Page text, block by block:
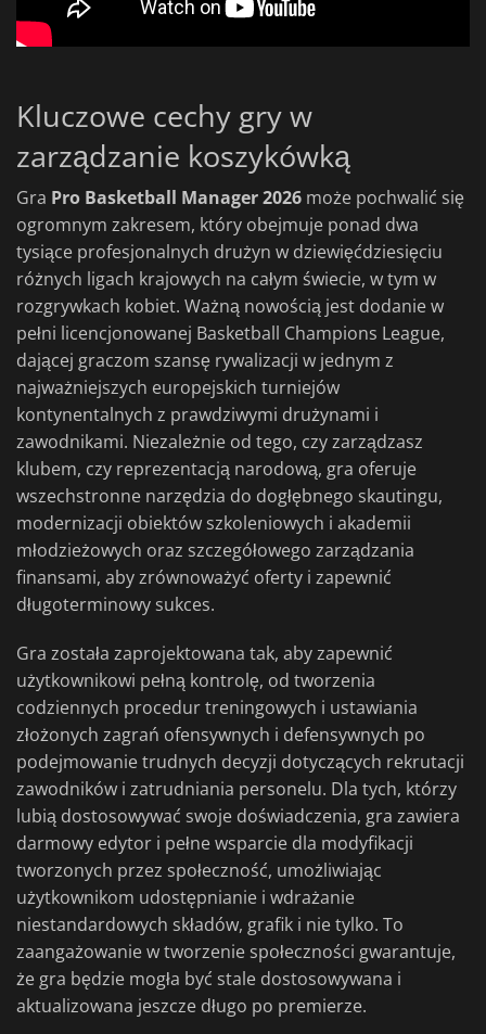
Kluczowe cechy gry w
zarządzanie koszykówką
Gra Pro Basketball Manager 2026 może pochwalić się
ogromnym zakresem, który obejmuje ponad dwa
tysiące profesjonalnych drużyn w dziewięćdziesięciu
różnych ligach krajowych na całym świecie, w tym w
rozgrywkach kobiet. Ważną nowością jest dodanie w
pełni licencjonowanej Basketball Champions League,
dającej graczom szansę rywalizacji w jednym z
najważniejszych europejskich turniejów
kontynentalnych z prawdziwymi drużynami i
zawodnikami. Niezależnie od tego, czy zarządzasz
klubem, czy reprezentacją narodową, gra oferuje
wszechstronne narzędzia do dogłębnego skautingu,
modernizacji obiektów szkoleniowych i akademii
młodzieżowych oraz szczegółowego zarządzania
finansami, aby zrównoważyć oferty i zapewnić
długoterminowy sukces.
Gra została zaprojektowana tak, aby zapewnić
użytkownikowi pełną kontrolę, od tworzenia
codziennych procedur treningowych i ustawiania
złożonych zagrań ofensywnych i defensywnych po
podejmowanie trudnych decyzji dotyczących rekrutacji
zawodników i zatrudniania personelu. Dla tych, którzy
lubią dostosowywać swoje doświadczenia, gra zawiera
darmowy edytor i pełne wsparcie dla modyfikacji
tworzonych przez społeczność, umożliwiając
użytkownikom udostępnianie i wdrażanie
niestandardowych składów, grafik i nie tylko. To
zaangażowanie w tworzenie społeczności gwarantuje,
że gra będzie mogła być stale dostosowywana i
aktualizowana jeszcze długo po premierze.